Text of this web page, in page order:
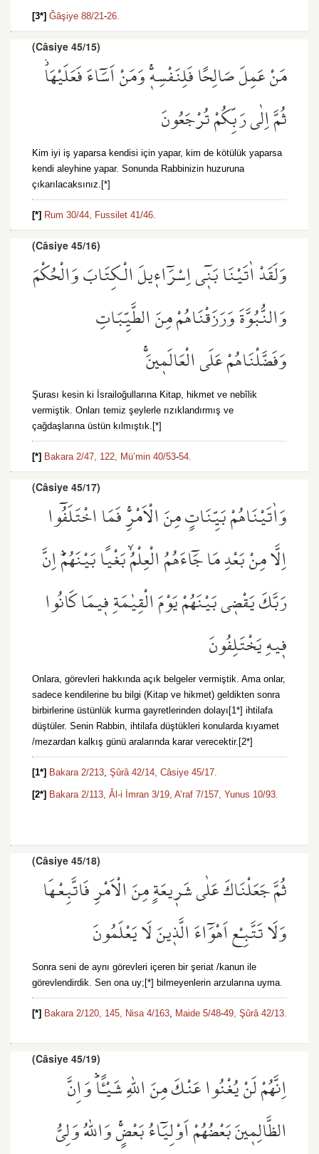
[3*] Ğâşiye 88/21-26.
(Câsiye 45/15)
مَنْ عَمِلَ صَالِحًا فَلِنَفْسِه۪ۚ وَمَنْ اَسَٓاءَ فَعَلَيْهَاۘ
ثُمَّ اِلٰى رَبِّكُمْ تُرْجَعُونَ
Kim iyi iş yaparsa kendisi için yapar, kim de kötülük yaparsa
kendi aleyhine yapar. Sonunda Rabbinizin huzuruna
çıkarılacaksınız.[*]
[*] Rum 30/44, Fussilet 41/46.
(Câsiye 45/16)
وَلَقَدْ اٰتَيْنَا بَن۪ٓي اِسْرَٓاء۪يلَ الْكِتَابَ وَالْحُكْمَ
وَالنُّبُوَّةَ وَرَزَقْنَاهُمْ مِنَ الطَّيِّبَاتِ
وَفَضَّلْنَاهُمْ عَلَى الْعَالَم۪ينَۚ
Şurası kesin ki İsrailoğullarına Kitap, hikmet ve nebîlik
vermiştik. Onları temiz şeylerle rızıklandırmış ve
çağdaşlarına üstün kılmıştık.[*]
[*] Bakara 2/47, 122, Mü’min 40/53-54.
(Câsiye 45/17)
وَاٰتَيْنَاهُمْ بَيِّنَاتٍ مِنَ الْاَمْرِۚ فَمَا اخْتَلَفُٓوا
اِلَّا مِنْ بَعْدِ مَا جَٓاءَهُمُ الْعِلْمُۙ بَغْيًا بَيْنَهُمْۜ اِنَّ
رَبَّكَ يَقْض۪ي بَيْنَهُمْ يَوْمَ الْقِيٰمَةِ ف۪يمَا كَانُوا
ف۪يهِ يَخْتَلِفُونَ
Onlara, görevleri hakkında açık belgeler vermiştik. Ama onlar,
sadece kendilerine bu bilgi (Kitap ve hikmet) geldikten sonra
birbirlerine üstünlük kurma gayretlerinden dolayı[1*] ihtilafa
düştüler. Senin Rabbin, ihtilafa düştükleri konularda kıyamet
/mezardan kalkış günü aralarında karar verecektir.[2*]
[1*] Bakara 2/213, Şûrâ 42/14, Câsiye 45/17.
[2*] Bakara 2/113, Âl-i İmran 3/19, A’raf 7/157, Yunus 10/93.
(Câsiye 45/18)
ثُمَّ جَعَلْنَاكَ عَلٰى شَر۪يعَةٍ مِنَ الْاَمْرِ فَاتَّبِعْهَا
وَلَا تَتَّبِعْ اَهْوَٓاءَ الَّذ۪ينَ لَا يَعْلَمُونَ
Sonra seni de aynı görevleri içeren bir şeriat /kanun ile
görevlendirdik. Sen ona uy;[*] bilmeyenlerin arzularına uyma.
[*] Bakara 2/120, 145, Nisa 4/163, Maide 5/48-49, Şûrâ 42/13.
(Câsiye 45/19)
اِنَّهُمْ لَنْ يُغْنُوا عَنْكَ مِنَ اللّٰهِ شَيْـًٔاۜ وَاِنَّ
الظَّالِم۪ينَ بَعْضُهُمْ اَوْلِيَٓاءُ بَعْضٍۚ وَاللّٰهُ وَلِيُّ